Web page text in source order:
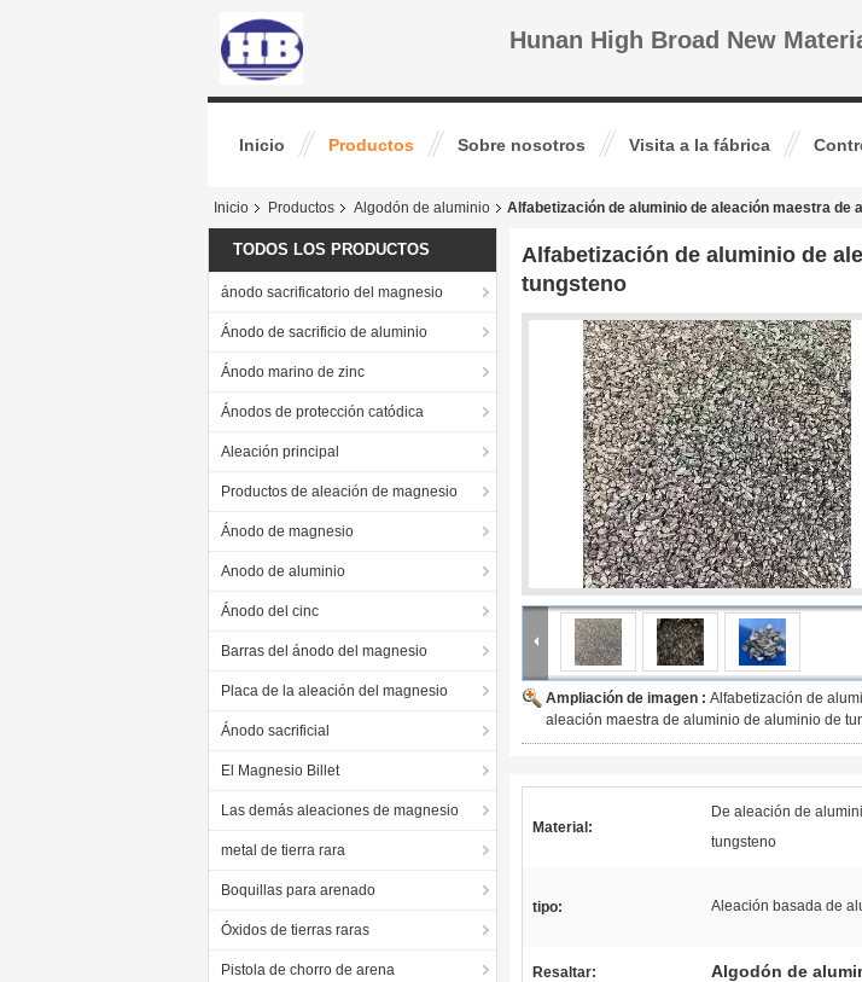
Hunan High Broad New
Inicio Productos Sobre nosotros Visita a la fábrica
Inicio Productos Algodón de aluminio Alfabetización de aluminio de aleación maestra de
TODOS LOS PRODUCTOS
ánodo sacrificatorio del magnesio
Ánodo de sacrificio de aluminio
Ánodo marino de zinc
Ánodos de protección catódica
Aleación principal
Productos de aleación de magnesio
Ánodo de magnesio
Anodo de aluminio
Ánodo del cinc
Barras del ánodo del magnesio
Placa de la aleación del magnesio
Ánodo sacrificial
El Magnesio Billet
Las demás aleaciones de magnesio
metal de tierra rara
Boquillas para arenado
Óxidos de tierras raras
Pistola de chorro de arena
Alfabetización de aluminio de
tungsteno
Ampliación de imagen : Alfabetización de
aleación maestra de aluminio de aluminio de
Material:
De aleación de
tungsteno
tipo: Aleación basada de
Resaltar: Algodón de